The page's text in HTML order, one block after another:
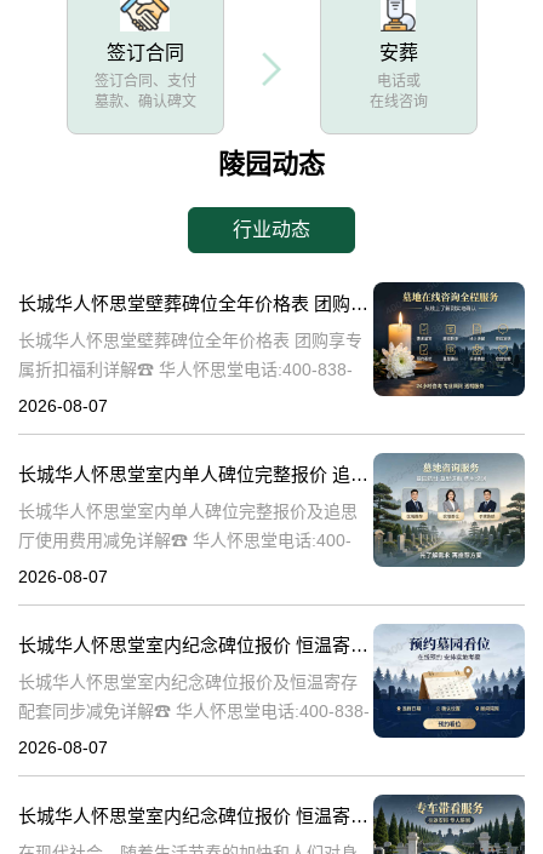
签订合同
签订合同、支付
墓款、确认碑文
安葬
电话或
在线咨询
陵园动态
行业动态
长城华人怀思堂壁葬碑位全年价格表 团购享专属折扣福利详解
长城华人怀思堂壁葬碑位全年价格表 团购享专
属折扣福利详解☎ 华人怀思堂电话:400-838-
5063随着社会的发展和人们观念的变化，越来
2026-08-07
长城华人怀思堂室内单人碑位完整报价 追思厅使用费用减免详解
长城华人怀思堂室内单人碑位完整报价及追思
厅使用费用减免详解☎ 华人怀思堂电话:400-
838-5063引言随着社会的发展和人们生活水平
2026-08-07
长城华人怀思堂室内纪念碑位报价 恒温寄存配套同步减免详解
长城华人怀思堂室内纪念碑位报价及恒温寄存
配套同步减免详解☎ 华人怀思堂电话:400-838-
5063一、引言随着社会的发展和人们生活水平
2026-08-07
长城华人怀思堂室内纪念碑位报价 恒温寄存配套同步减免详解